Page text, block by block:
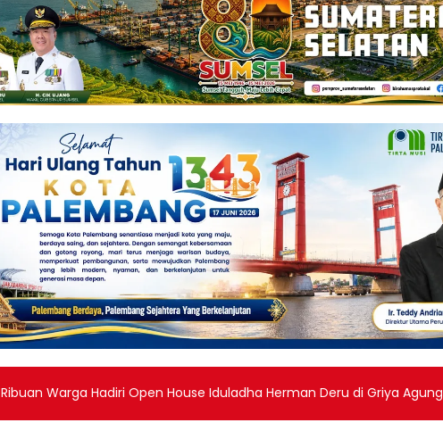
Ribuan Warga Hadiri Open House Iduladha Herman Deru di Griya Agung